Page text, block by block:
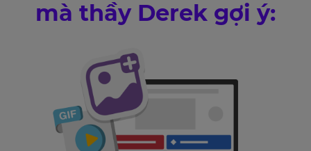
mà thầy Derek gợi ý: